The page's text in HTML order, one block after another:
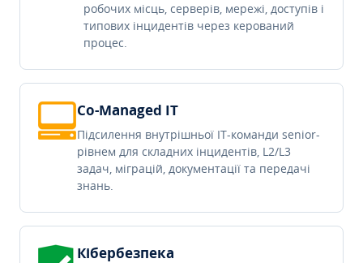
робочих місць, серверів, мережі, доступів і
типових інцидентів через керований
процес.
Co-Managed IT
Підсилення внутрішньої IT-команди senior-
рівнем для складних інцидентів, L2/L3
задач, міграцій, документації та передачі
знань.
Кібербезпека